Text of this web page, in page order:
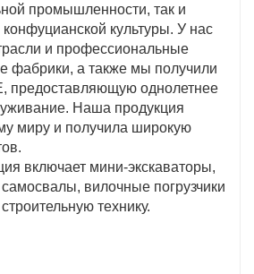
промышленности, так и
культуры. У нас
и профессиональные
фабрики, а также мы получили
предоставляющую однолетнее
Наша продукция
миру и получила широкую
включает мини-экскаваторы,
самосвалы, вилочные погрузчики
технику.